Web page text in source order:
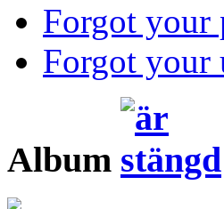
Forgot your
Forgot your
Album